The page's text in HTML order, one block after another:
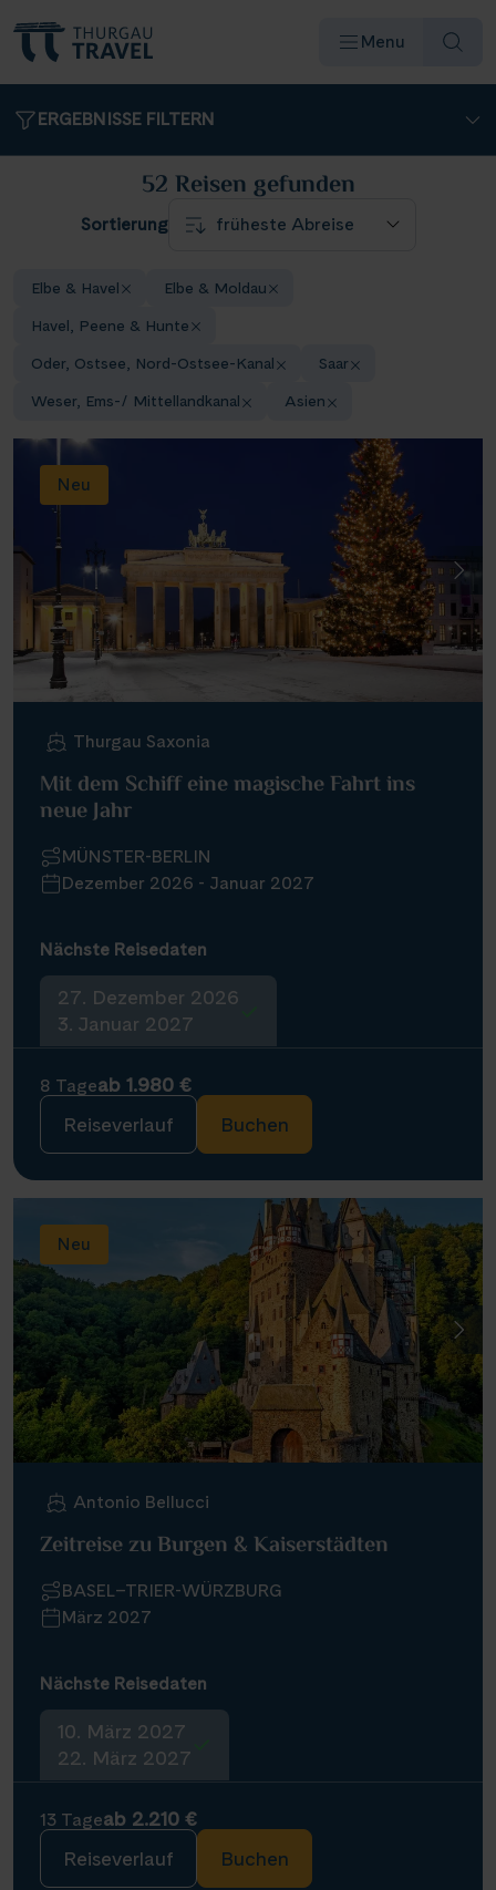
Menu
Reiseziele & Flüsse
Angebote
Kontakt
Reisekalender
Reisekataloge
Kundenlogin
Agenturbereich
ERGEBNISSE FILTERN
52 Reisen gefunden
Sortierung
Elbe & Havel Elbe & Moldau
Havel, Peene & Hunte
Oder, Ostsee, Nord-Ostsee-Kanal Saar
Weser, Ems-/ Mittellandkanal Asien
Neu
Thurgau Saxonia
Mit dem Schiff eine magische Fahrt ins
neue Jahr
MÜNSTER-BERLIN
Dezember 2026 - Januar 2027
Nächste Reisedaten
27. Dezember 2026
3. Januar 2027
8 Tageab 1.980 €
Reiseverlauf
Buchen
Neu
Antonio Bellucci
Zeitreise zu Burgen & Kaiserstädten
BASEL–TRIER-WÜRZBURG
März 2027
Nächste Reisedaten
10. März 2027
22. März 2027
13 Tageab 2.210 €
Reiseverlauf
Buchen